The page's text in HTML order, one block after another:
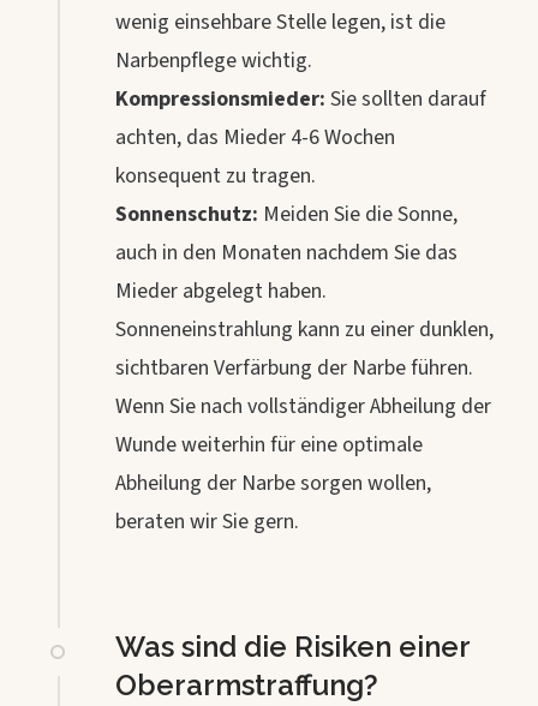
wenig einsehbare Stelle legen, ist die
Narbenpflege wichtig.
Kompressionsmieder: Sie sollten darauf
achten, das Mieder 4-6 Wochen
konsequent zu tragen.
Sonnenschutz: Meiden Sie die Sonne,
auch in den Monaten nachdem Sie das
Mieder abgelegt haben.
Sonneneinstrahlung kann zu einer dunklen,
sichtbaren Verfärbung der Narbe führen.
Wenn Sie nach vollständiger Abheilung der
Wunde weiterhin für eine optimale
Abheilung der Narbe sorgen wollen,
beraten wir Sie gern.
Was sind die Risiken einer
Oberarmstraffung?